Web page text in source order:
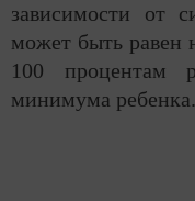
зависимости от
может быть равен
100 процентам
минимума ребенка.